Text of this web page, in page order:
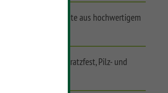
Pflegeleichte Elemente aus hochwertigem
UV-beständig, hoch kratzfest, Pilz- und